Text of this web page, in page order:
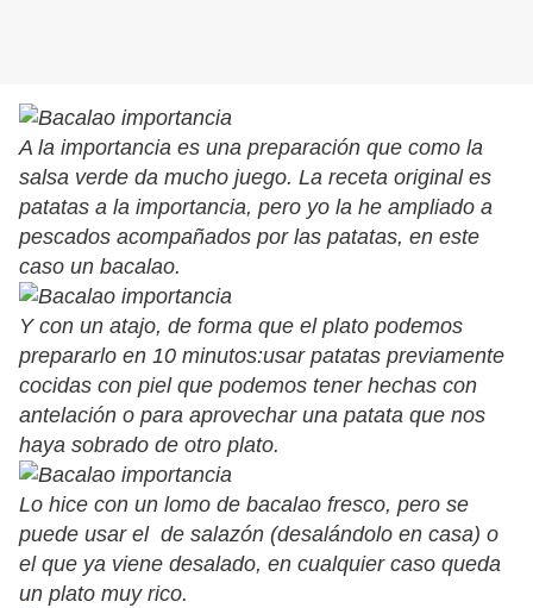
A la importancia es una preparación que como la
salsa verde da mucho juego. La receta original es
patatas a la importancia, pero yo la he ampliado a
pescados acompañados por las patatas, en este
caso un bacalao.
Y con un atajo, de forma que el plato podemos
prepararlo en 10 minutos:usar patatas previamente
cocidas con piel que podemos tener hechas con
antelación o para aprovechar una patata que nos
haya sobrado de otro plato.
Lo hice con un lomo de bacalao fresco, pero se
puede usar el de salazón (desalándolo en casa) o
el que ya viene desalado, en cualquier caso queda
un plato muy rico.